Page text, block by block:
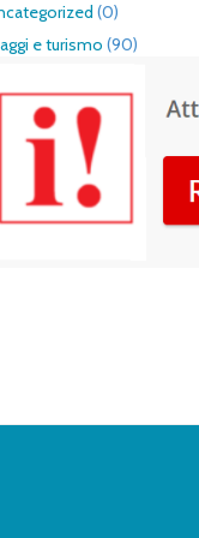
(0)
e turismo (90)